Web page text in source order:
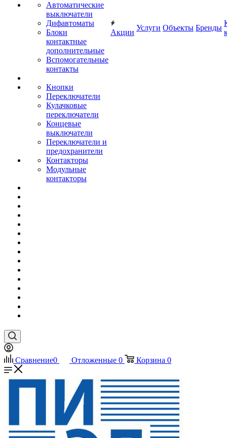
Автоматические
выключатели
Дифавтоматы
Блоки
контактные
дополнительные
Вспомогательные
контакты
Кнопки
Переключатели
Кулачковые
переключатели
Концевые
выключатели
Переключатели и
предохранители
Контакторы
Модульные
контакторы
Акции
Услуги Объекты Бренды
Сравнение0 Отложенные 0 Корзина 0